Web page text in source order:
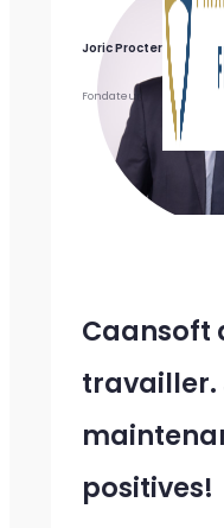
Joric Procter
Fondateur
Caansoft
travailler.
positives!